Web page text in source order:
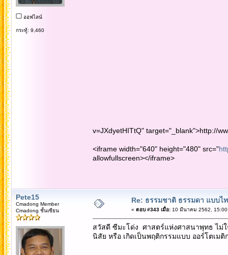
ออฟไลน์
กระทู้: 9,460
v=JXdyetHITtQ" target="_blank">http://
<iframe width="640" height="480" src="
allowfullscreen></iframe>
Pete15
Cmadong Member
Cmadong ชั้นเซียน
Re: ธรรมชาติ ธรรมดา แบบไ
« ตอบ #343 เมื่อ:10 มีนาคม 2562,
สวัสดี ซีมะโด่ง ศาสตร์แห่งศาสนาพุทธ ไม่
นิสัย หรือ เกิดเป็นพฤติกรรมแบบ ออร์โตเมติ